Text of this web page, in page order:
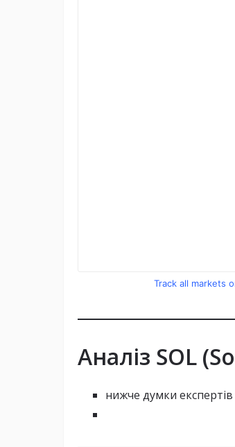
Track all markets
Аналіз SOL
нижче думки експертів